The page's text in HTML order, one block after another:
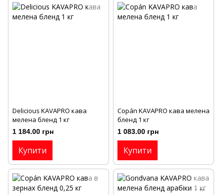
Delicious KAVAPRO кава
мелена бленд 1 кг
1 184.00 грн
Купити
Copán KAVAPRO кава мелена
бленд 1 кг
1 083.00 грн
Купити